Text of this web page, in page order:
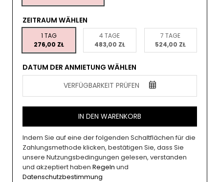
ZEITRAUM WÄHLEN
1 TAG
276,00 ZŁ
4 TAGE
483,00 ZŁ
7 TAGE
524,00 ZŁ
DATUM DER ANMIETUNG WÄHLEN
VERFÜGBARKEIT PRÜFEN
IN DEN WARENKORB
Indem Sie auf eine der folgenden Schaltflächen für die
Zahlungsmethode klicken, bestätigen Sie, dass Sie
unsere Nutzungsbedingungen gelesen, verstanden
und akzeptiert haben Regeln und
Datenschutzbestimmung